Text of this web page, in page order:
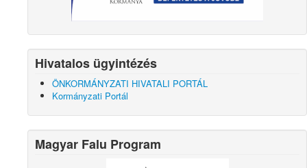
Hivatalos ügyintézés
ÖNKORMÁNYZATI HIVATALI PORTÁL
Kormányzati Portál
Magyar Falu Program